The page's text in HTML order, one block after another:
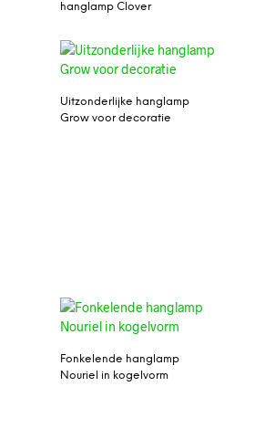
hanglamp Clover
Uitzonderlijke hanglamp
Grow voor decoratie
Fonkelende hanglamp
Nouriel in kogelvorm